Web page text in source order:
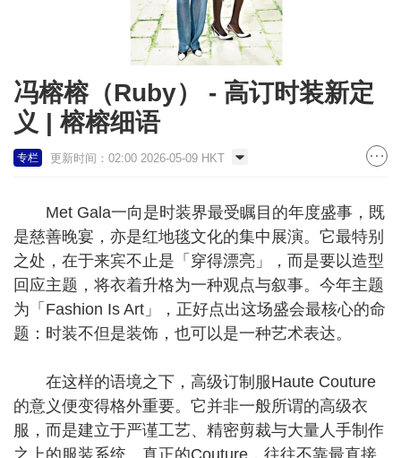
冯榕榕（Ruby） - 高订时装新定
义 | 榕榕细语
专栏 更新时间：02:00 2026-05-09 HKT
Met Gala一向是时装界最受瞩目的年度盛事，既
是慈善晚宴，亦是红地毯文化的集中展演。它最特别
之处，在于来宾不止是「穿得漂亮」，而是要以造型
回应主题，将衣着升格为一种观点与叙事。今年主题
为「Fashion Is Art」，正好点出这场盛会最核心的命
题：时装不但是装饰，也可以是一种艺术表达。
在这样的语境之下，高级订制服Haute Couture
的意义便变得格外重要。它并非一般所谓的高级衣
服，而是建立于严谨工艺、精密剪裁与大量人手制作
之上的服装系统。真正的Couture，往往不靠最直接